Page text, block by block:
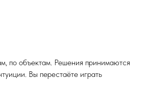
по объектам. Решения принимаются
Вы перестаёте играть